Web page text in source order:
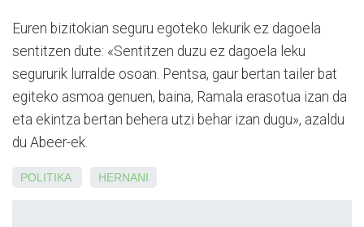
Euren bizitokian seguru egoteko lekurik ez dagoela
sentitzen dute: «Sentitzen duzu ez dagoela leku
segururik lurralde osoan. Pentsa, gaur bertan tailer bat
egiteko asmoa genuen, baina, Ramala erasotua izan da
eta ekintza bertan behera utzi behar izan dugu», azaldu
du Abeer-ek.
POLITIKA HERNANI